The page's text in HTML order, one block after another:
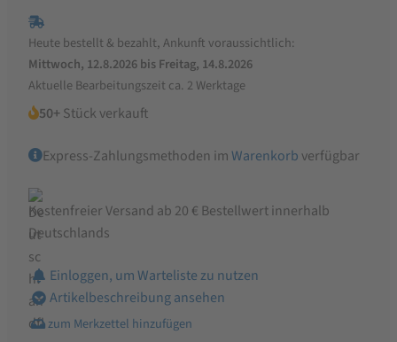
500g
Menge
Heute bestellt & bezahlt, Ankunft voraussichtlich:
Mittwoch, 12.8.2026 bis Freitag, 14.8.2026
Aktuelle Bearbeitungszeit ca. 2 Werktage
50+Stück verkauft
Express-Zahlungsmethoden imWarenkorb verfügbar
Kostenfreier Versand ab 20 € Bestellwert innerhalb
Deutschlands
Einloggen, um Warteliste zu nutzen
Artikelbeschreibung ansehen